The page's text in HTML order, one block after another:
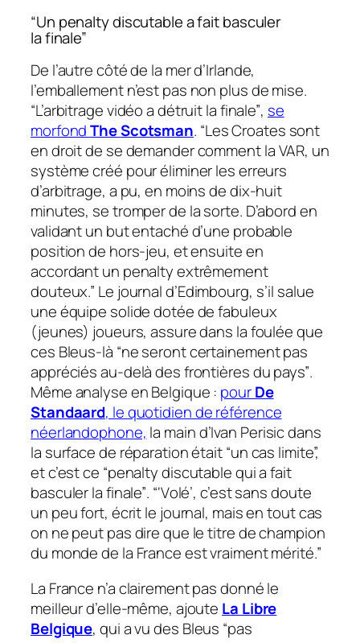
“Un penalty discutable a fait basculer
la finale”
De l’autre côté de la mer d’Irlande,
l’emballement n’est pas non plus de mise.
“L’arbitrage vidéo a détruit la finale”, se
morfondTheScotsman. “Les Croates sont
en droit de se demander comment laVAR, un
système créé pour éliminer les erreurs
d’arbitrage, a pu, en moins de dix-huit
minutes, se tromper de la sorte. D’abord en
validant un but entaché d’une probable
position de hors-jeu, et ensuite en
accordant un penalty extrêmement
douteux.” Le journal d’Edimbourg, s’il salue
une équipe solide dotée de fabuleux
(jeunes) joueurs, assure dans la foulée que
ces Bleus-là “ne seront certainement pas
appréciés au-delà des frontières du pays”.
Même analyse en Belgique : pourDe
Standaard, le quotidien de référence
néerlandophone, la main d’Ivan Perisic dans
la surface de réparation était“un cas limite”,
et c’est ce “penalty discutable qui a fait
basculer la finale”. “‘Volé’, c’est sans doute
un peu fort, écrit le journal, mais en tout cas
on ne peut pas dire que le titre de champion
du monde de la France est vraiment mérité.”
La France n’a clairement pas donné le
meilleur d’elle-même, ajoute La Libre
Belgique, qui a vu des Bleus “pas